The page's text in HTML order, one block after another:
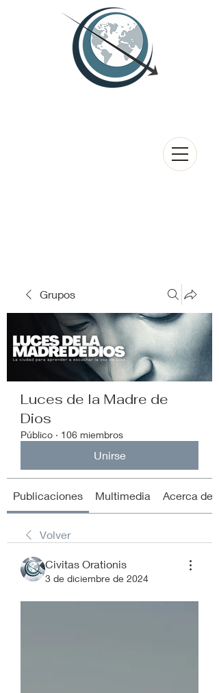
Grupos
Luces de la Madre de
Dios
Público · 106 miembros
Unirse
Publicaciones Multimedia Acerca de
Volver
Civitas Orationis
3 de diciembre de 2024